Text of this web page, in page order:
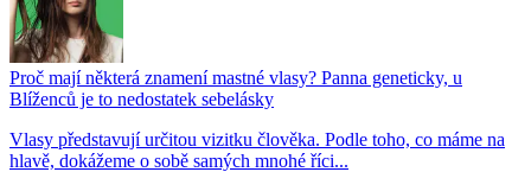
Proč mají některá znamení mastné vlasy? Panna geneticky, u
Blíženců je to nedostatek sebelásky
Vlasy představují určitou vizitku člověka. Podle toho, co máme na
hlavě, dokážeme o sobě samých mnohé říci...